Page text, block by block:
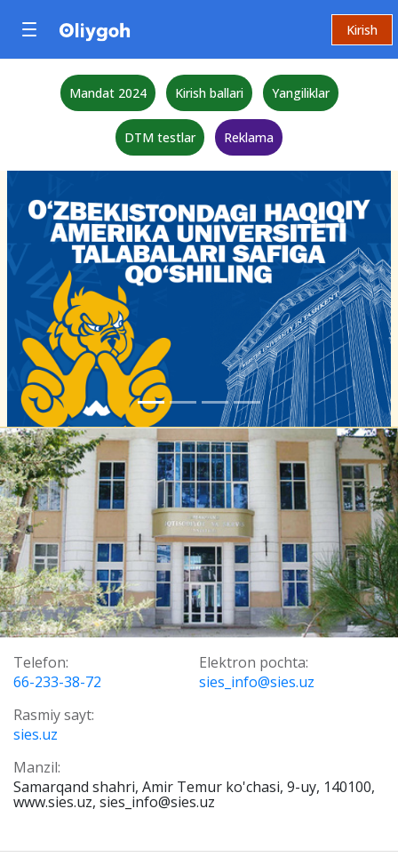
Kirish
Mandat 2024 Kirish ballari Yangiliklar
DTM testlar Reklama
Telefon:
66-233-38-72
Elektron pochta:
sies_info@sies.uz
Rasmiy sayt:
sies.uz
Manzil:
Samarqand shahri, Amir Temur ko'chasi, 9-uy, 140100,
www.sies.uz, sies_info@sies.uz